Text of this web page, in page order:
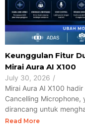
Keunggulan Fitur
Mirai Aura AI X100
July 30, 2026 /
Mirai Aura AI X100
Cancelling Microphone,
dirancang untuk
Read More